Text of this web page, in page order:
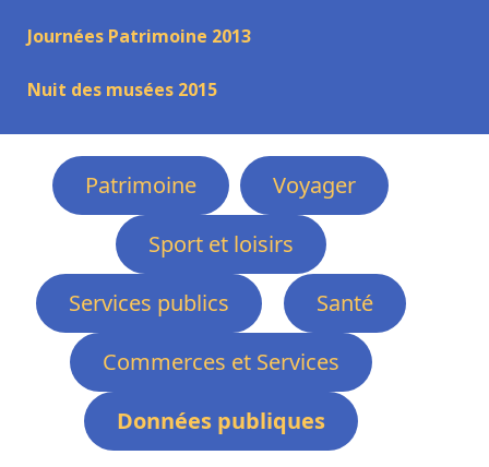
Journées Patrimoine 2013
Nuit des musées 2015
Patrimoine
Voyager
Sport et loisirs
Services publics
Santé
Commerces et Services
Données publiques